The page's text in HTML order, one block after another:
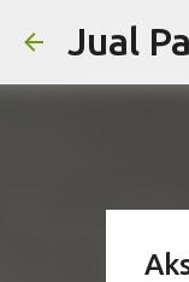
Jual